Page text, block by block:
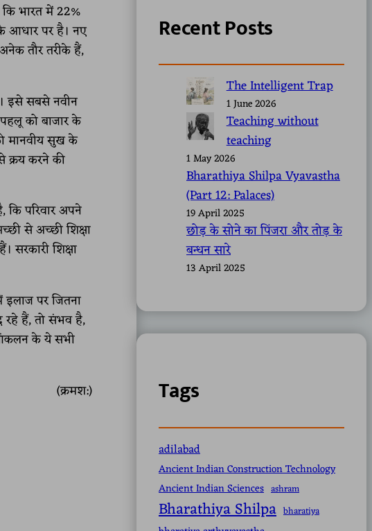
भारत में 22%
आधार पर है। नए
तौर तरीके हैं,
इसे सबसे नवीन
को बाजार के
मानवीय सुख के
क्रय करने की
कि परिवार अपने
से अच्छी शिक्षा
सरकारी शिक्षा
इलाज पर जितना
रहे हैं, तो संभव है,
आंकलन के ये सभी
(क्रमश:)
Recent Posts
The Intelligent Trap
1 June 2026
Teaching without
teaching
1 May 2026
Bharathiya Shilpa Vyavastha
(Part 12: Palaces)
19 April 2025
छोड़ के सोने का पिंजरा और तोड़ के
बन्धन सारे
13 April 2025
Tags
adilabad
Ancient Indian Construction Technology
Ancient Indian Sciences ashram
Bharathiya Shilpa bharatiya